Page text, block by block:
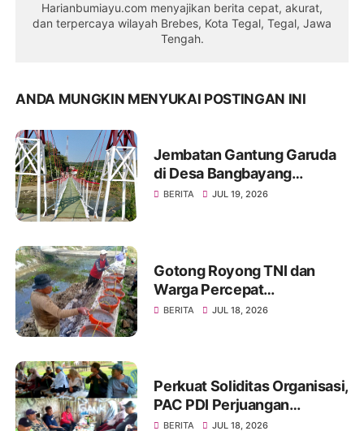
Harianbumiayu.com menyajikan berita cepat, akurat,
dan terpercaya wilayah Brebes, Kota Tegal, Tegal, Jawa
Tengah.
ANDA MUNGKIN MENYUKAI POSTINGAN INI
Jembatan Gantung Garuda
di Desa Bangbayang
Rampung Dibangun, Simbol
BERITA JUL 19, 2026
Gotong Royong TNI dan
Warga Percepat
Pembangunan Jembatan
BERITA JUL 18, 2026
Perkuat Soliditas Organisasi,
PAC PDI Perjuangan
Bumiayu Gelar Silaturahmi
BERITA JUL 18, 2026